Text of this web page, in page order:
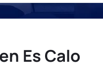
Es Calo